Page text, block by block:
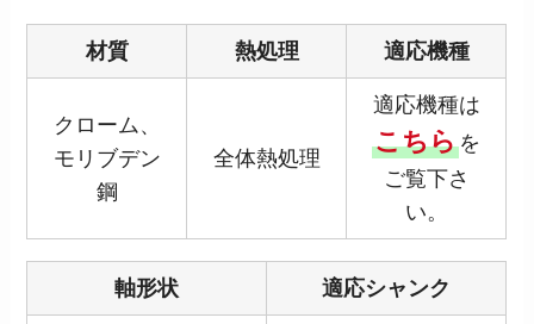
材質 熱処理 適応機種
クローム、
モリブデン
鋼
全体熱処理
適応機種は
こちらを
ご覧下さ
い。
軸形状 適応シャンク